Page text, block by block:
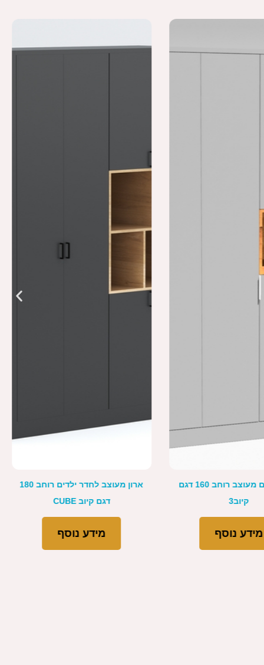
ארון מעוצב לחדר ילדים רוחב 180
דגם קיוב CUBE
מידע נוסף
ארון רוחב 120 עם 3 דלתות דגם
איזי EASY
₪3,790
₪3,290
מידע נוסף